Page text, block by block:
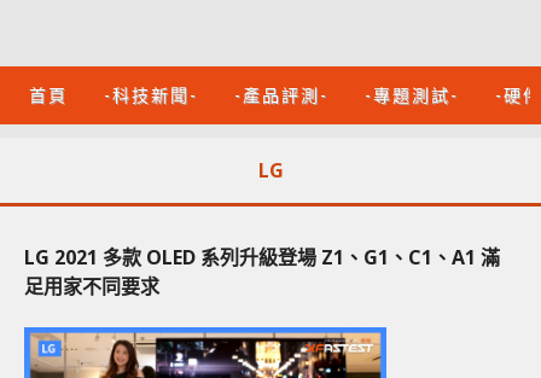
首頁 -科技新聞- -產品評測- -專題測試- -硬
LG
LG 2021 多款 OLED 系列升級登場 Z1、G1、C1、A1 滿
足用家不同要求